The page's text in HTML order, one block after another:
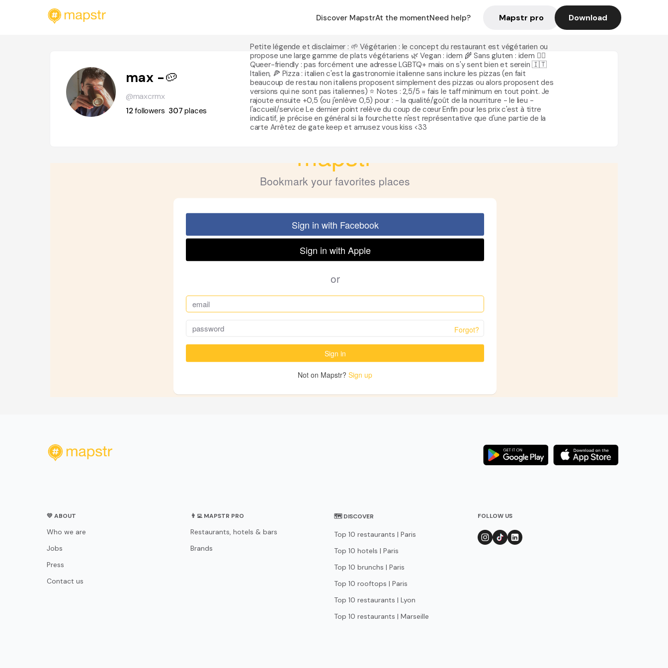
Discover MapstrAt the momentNeed help? Mapstr pro Download
max -🥔
@maxcrmx
12followers 307places
Petite légende et disclaimer : 🌱 Végétarien : le concept du restaurant est végétarien ou
propose une large gamme de plats végétariens 🌿 Vegan : idem 🌾 Sans gluten : idem 🏳️‍🌈
Queer-friendly : pas forcément une adresse LGBTQ+ mais on s'y sent bien et serein 🇮🇹
Italien, 🍕 Pizza : italien c'est la gastronomie italienne sans inclure les pizzas (en fait
beaucoup de restau non italiens proposent simplement des pizzas ou alors proposent des
versions qui ne sont pas italiennes) ⭐️ Notes : 2,5/5 = fais le taff minimum en tout point. Je
rajoute ensuite +0,5 (ou j'enlève 0,5) pour : - la qualité/goût de la nourriture - le lieu -
l'accueil/service Le dernier point relève du coup de cœur Enfin pour les prix c'est à titre
indicatif, je précise en général si la fourchette n'est représentative que d'une partie de la
carte Arrêtez de gate keep et amusez vous kiss <33
💛 ABOUT
Who we are
Jobs
Press
Contact us
👨‍💻 MAPSTR PRO
Restaurants, hotels & bars
Brands
🗺 DISCOVER
Top 10 restaurants | Paris
Top 10 hotels | Paris
Top 10 brunchs | Paris
Top 10 rooftops | Paris
Top 10 restaurants | Lyon
Top 10 restaurants | Marseille
FOLLOW US